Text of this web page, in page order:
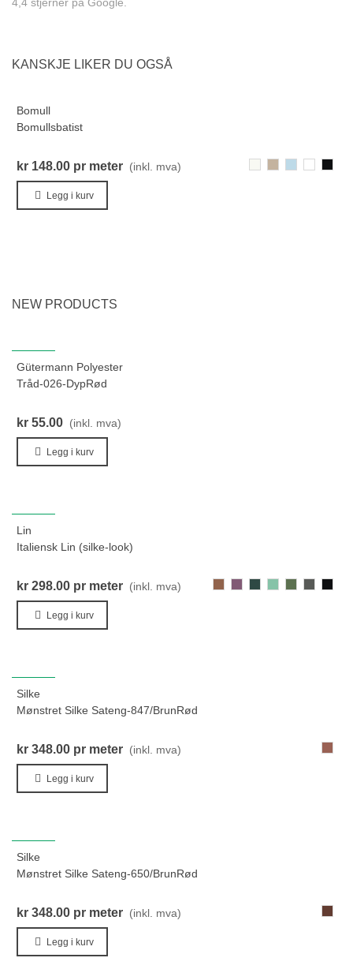
KANSKJE LIKER DU OGSÅ
Bomull
Bomullsbatist
kr 148.00 pr meter (inkl. mva)
800-722-276-111-000-
Legg i kurv
NEW PRODUCTS
Gütermann Polyester
Tråd-026-DypRød
kr 55.00 (inkl. mva)
Legg i kurv
Lin
Italiensk Lin (silke-look)
kr 298.00 pr meter (inkl. mva)
448-129-302-205-283-274-000-
Legg i kurv
Silke
Mønstret Silke Sateng-847/BrunRød
kr 348.00 pr meter (inkl. mva)
847-
Legg i kurv
Silke
Mønstret Silke Sateng-650/BrunRød
kr 348.00 pr meter (inkl. mva)
650-
Legg i kurv